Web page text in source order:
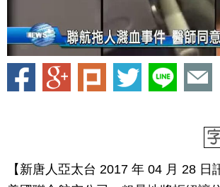
【新唐人亞太台 2017 年 04 月 28 日